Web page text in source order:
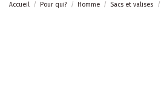
Accueil Pour qui? Homme Sacs et valises